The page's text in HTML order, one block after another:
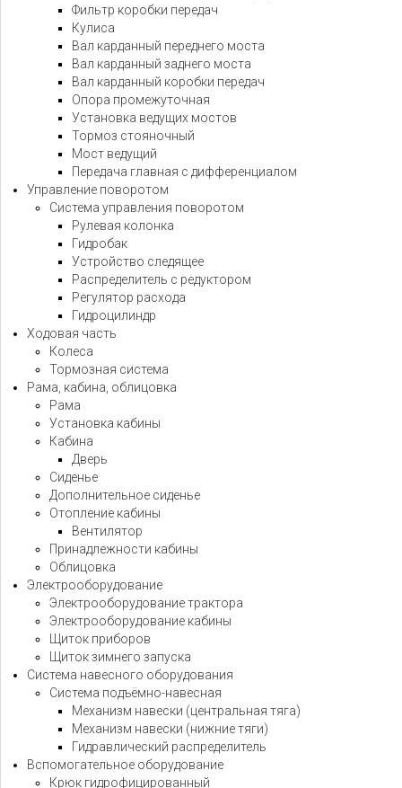
Фильтр коробки передач
Кулиса
Вал карданный переднего моста
Вал карданный заднего моста
Вал карданный коробки передач
Опора промежуточная
Установка ведущих мостов
Тормоз стояночный
Мост ведущий
Передача главная с дифференциалом
Управление поворотом
Система управления поворотом
Рулевая колонка
Гидробак
Устройство следящее
Распределитель с редуктором
Регулятор расхода
Гидроцилиндр
Ходовая часть
Колеса
Тормозная система
Рама, кабина, облицовка
Рама
Установка кабины
Кабина
Дверь
Сиденье
Дополнительное сиденье
Отопление кабины
Вентилятор
Принадлежности кабины
Облицовка
Электрооборудование
Электрооборудование трактора
Электрооборудование кабины
Щиток приборов
Щиток зимнего запуска
Система навесного оборудования
Система подъёмно-навесная
Механизм навески (центральная тяга)
Механизм навески (нижние тяги)
Гидравлический распределитель
Вспомогательное оборудование
Крюк гидрофицированный